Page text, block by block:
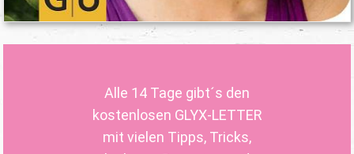
Alle 14 Tage gibt´s den
kostenlosen GLYX-LETTER
mit vielen Tipps, Tricks,